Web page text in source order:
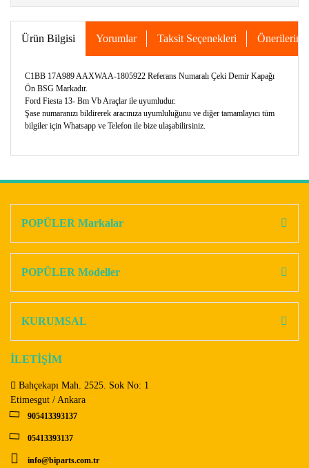
Ürün Bilgisi Yorumlar Taksit Seçenekleri Önerileriniz
C1BB 17A989 AAXWAA-1805922 Referans Numaralı Çeki Demir Kapağı
Ön BSG Markadır.
Ford Fiesta 13- Bm Vb Araçlar ile uyumludur.
Şase numaranızı bildirerek aracınıza uyumluluğunu ve diğer tamamlayıcı tüm
bilgiler için Whatsapp ve Telefon ile bize ulaşabilirsiniz.
Ürün açıklamasında eksik bilgiler bulunuyor.
Bu ürüne benzer farklı alternatifler olmalı.
POPÜLER Markalar
POPÜLER Modeller
KURUMSAL
İLETİŞİM
Bahçekapı Mah. 2525. Sok No: 1
Etimesgut / Ankara
905413393137
05413393137
info@biparts.com.tr